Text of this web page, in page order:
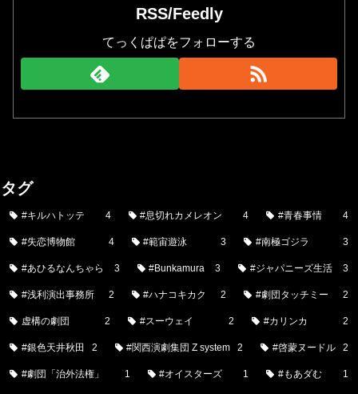
RSS/Feedly
てっくぱぱをフォローする
タグ
#キルハトッテ 4 #息切れカメレオン 4 #青春事情 4
#失恋博物館 4 #範宙遊泳 3 #南極ゴジラ 3
#あひるなんちゃら 3 #Bunkamura 3 #ジャパニーズ生活 3
#浅利演出事務所 2 #ハナコキカク 2 #劇団タッチミー 2
虚構の劇団 2 #スーウェイ 2 #カリンカ 2
#銀色天井秋田 2 #関西演劇集団 Z system 2 #啓蒙ヌードル 2
#劇団「治外法権」 1 #オイスターズ 1 #もあダむ 1